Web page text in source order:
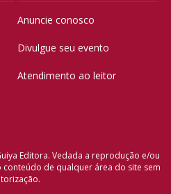
Anuncie conosco
Divulgue seu evento
Atendimento ao leitor
Editora. Vedada a reprodução e/ou
de qualquer área do site sem